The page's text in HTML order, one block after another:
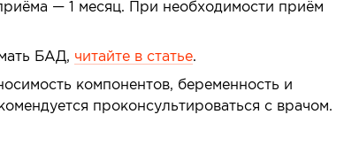
— 1 месяц. При необходимости приём
БАД, читайте в статье.
компонентов, беременность и
проконсультироваться с врачом.